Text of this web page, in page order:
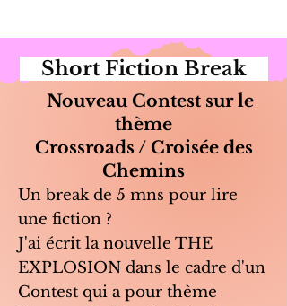
Short Fiction Break
Nouveau Contest sur le
thème
Crossroads / Croisée des
Chemins
Un break de 5 mns pour lire
une fiction ?
J'ai écrit la nouvelle THE
EXPLOSION dans le cadre d'un
Contest qui a pour thème